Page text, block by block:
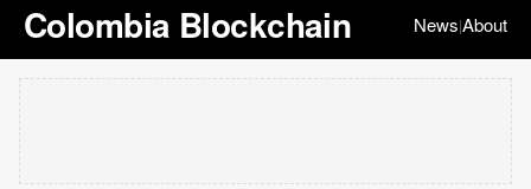
Colombia Blockchain News|About